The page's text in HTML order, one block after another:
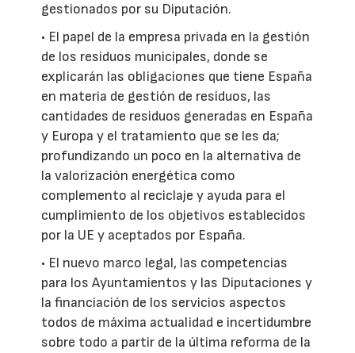
gestionados por su Diputación.
• El papel de la empresa privada en la gestión
de los residuos municipales, donde se
explicarán las obligaciones que tiene España
en materia de gestión de residuos, las
cantidades de residuos generadas en España
y Europa y el tratamiento que se les da;
profundizando un poco en la alternativa de
la valorización energética como
complemento al reciclaje y ayuda para el
cumplimiento de los objetivos establecidos
por la UE y aceptados por España.
• El nuevo marco legal, las competencias
para los Ayuntamientos y las Diputaciones y
la financiación de los servicios aspectos
todos de máxima actualidad e incertidumbre
sobre todo a partir de la última reforma de la